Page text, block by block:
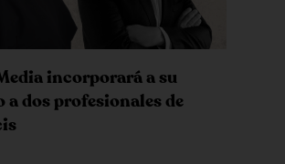
incorporará a su
a dos profesionales de